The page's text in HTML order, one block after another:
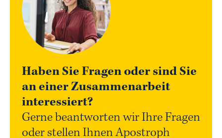
Haben Sie Fragen oder sind Sie
an einer Zusammenarbeit
interessiert?
Gerne beantworten wir Ihre Fragen
oder stellen Ihnen Apostroph